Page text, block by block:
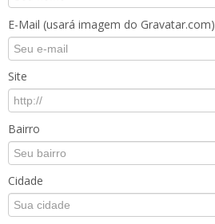
E-Mail (usará imagem do Gravatar.com)
Site
Bairro
Cidade